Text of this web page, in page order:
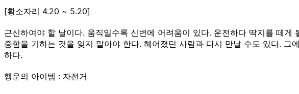
[황소자리 4.20 ~ 5.20]
근신하여야 할 날이다. 움직일수록 신변에 어려움이 있다. 운전하다 딱지를 떼
중함을 기하는 것을 잊지 말아야 한다. 헤어졌던 사람과 다시 만날 수도 있다.
하다.
행운의 아이템 : 자전거